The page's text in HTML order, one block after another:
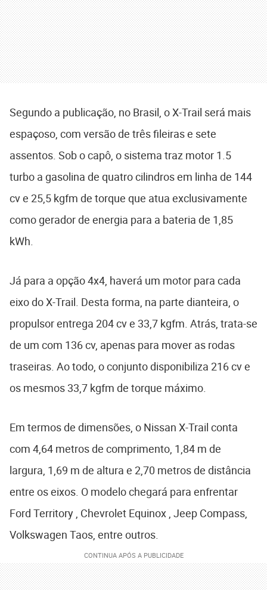
Segundo a publicação, no Brasil, o X-Trail será mais
espaçoso, com versão de três fileiras e sete
assentos. Sob o capô, o sistema traz motor 1.5
turbo a gasolina de quatro cilindros em linha de 144
cv e 25,5 kgfm de torque que atua exclusivamente
como gerador de energia para a bateria de 1,85
kWh.
Já para a opção 4x4, haverá um motor para cada
eixo do X-Trail. Desta forma, na parte dianteira, o
propulsor entrega 204 cv e 33,7 kgfm. Atrás, trata-se
de um com 136 cv, apenas para mover as rodas
traseiras. Ao todo, o conjunto disponibiliza 216 cv e
os mesmos 33,7 kgfm de torque máximo.
Em termos de dimensões, o Nissan X-Trail conta
com 4,64 metros de comprimento, 1,84 m de
largura, 1,69 m de altura e 2,70 metros de distância
entre os eixos. O modelo chegará para enfrentar
Ford Territory , Chevrolet Equinox , Jeep Compass,
Volkswagen Taos, entre outros.